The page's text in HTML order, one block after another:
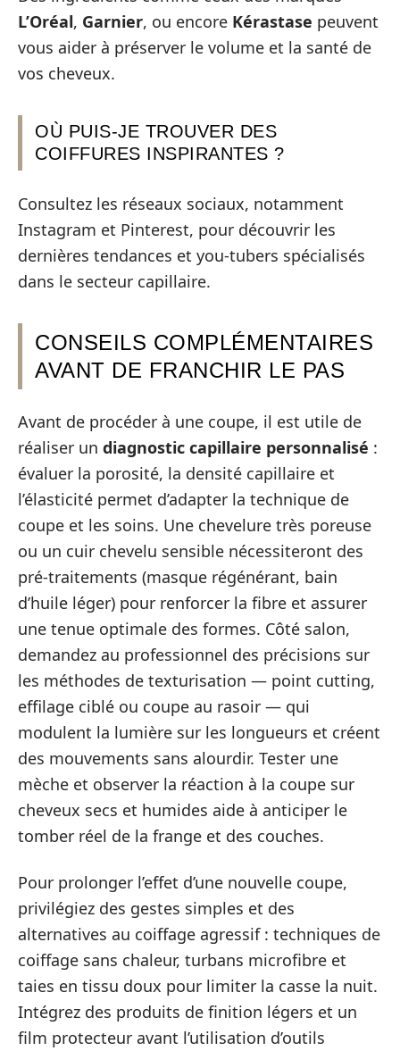
L’Oréal, Garnier, ou encore Kérastase peuvent
vous aider à préserver le volume et la santé de
vos cheveux.
OÙ PUIS-JE TROUVER DES
COIFFURES INSPIRANTES ?
Consultez les réseaux sociaux, notamment
Instagram et Pinterest, pour découvrir les
dernières tendances et you-tubers spécialisés
dans le secteur capillaire.
CONSEILS COMPLÉMENTAIRES
AVANT DE FRANCHIR LE PAS
Avant de procéder à une coupe, il est utile de
réaliser un diagnostic capillaire personnalisé :
évaluer la porosité, la densité capillaire et
l’élasticité permet d’adapter la technique de
coupe et les soins. Une chevelure très poreuse
ou un cuir chevelu sensible nécessiteront des
pré-traitements (masque régénérant, bain
d’huile léger) pour renforcer la fibre et assurer
une tenue optimale des formes. Côté salon,
demandez au professionnel des précisions sur
les méthodes de texturisation — point cutting,
effilage ciblé ou coupe au rasoir — qui
modulent la lumière sur les longueurs et créent
des mouvements sans alourdir. Tester une
mèche et observer la réaction à la coupe sur
cheveux secs et humides aide à anticiper le
tomber réel de la frange et des couches.
Pour prolonger l’effet d’une nouvelle coupe,
privilégiez des gestes simples et des
alternatives au coiffage agressif : techniques de
coiffage sans chaleur, turbans microfibre et
taies en tissu doux pour limiter la casse la nuit.
Intégrez des produits de finition légers et un
film protecteur avant l’utilisation d’outils